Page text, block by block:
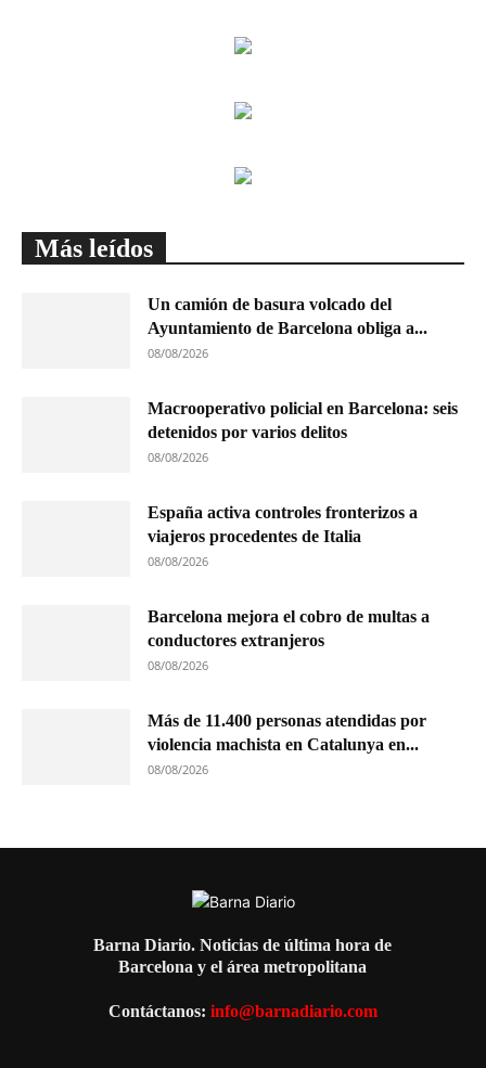
Más leídos
Un camión de basura volcado del
Ayuntamiento de Barcelona obliga a...
08/08/2026
Macrooperativo policial en Barcelona: seis
detenidos por varios delitos
08/08/2026
España activa controles fronterizos a
viajeros procedentes de Italia
08/08/2026
Barcelona mejora el cobro de multas a
conductores extranjeros
08/08/2026
Más de 11.400 personas atendidas por
violencia machista en Catalunya en...
08/08/2026
Barna Diario. Noticias de última hora de
Barcelona y el área metropolitana
Contáctanos: info@barnadiario.com